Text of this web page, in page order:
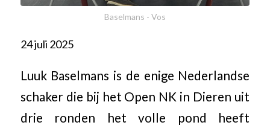
Baselmans - Vos
24 juli 2025
Luuk Baselmans is de enige Nederlandse
schaker die bij het Open NK in Dieren uit
drie ronden het volle pond heeft